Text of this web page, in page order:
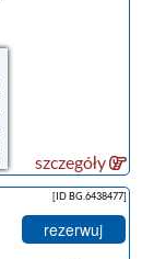
szczegóły
[ID BG.6438477]
rezerwuj